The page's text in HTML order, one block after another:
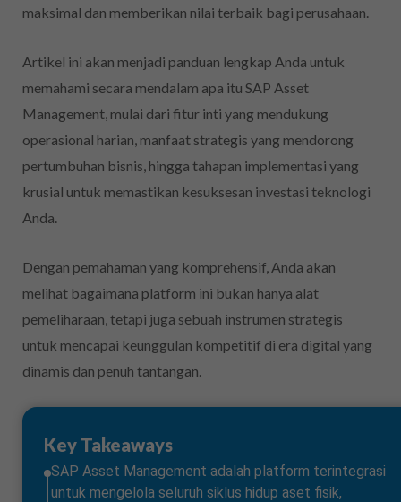
maksimal dan memberikan nilai terbaik bagi perusahaan.
Artikel ini akan menjadi panduan lengkap Anda untuk
memahami secara mendalam apa itu SAP Asset
Management, mulai dari fitur inti yang mendukung
operasional harian, manfaat strategis yang mendorong
pertumbuhan bisnis, hingga tahapan implementasi yang
krusial untuk memastikan kesuksesan investasi teknologi
Anda.
Dengan pemahaman yang komprehensif, Anda akan
melihat bagaimana platform ini bukan hanya alat
pemeliharaan, tetapi juga sebuah instrumen strategis
untuk mencapai keunggulan kompetitif di era digital yang
dinamis dan penuh tantangan.
Key Takeaways
SAP Asset Management adalah platform terintegrasi
untuk mengelola seluruh siklus hidup aset fisik,